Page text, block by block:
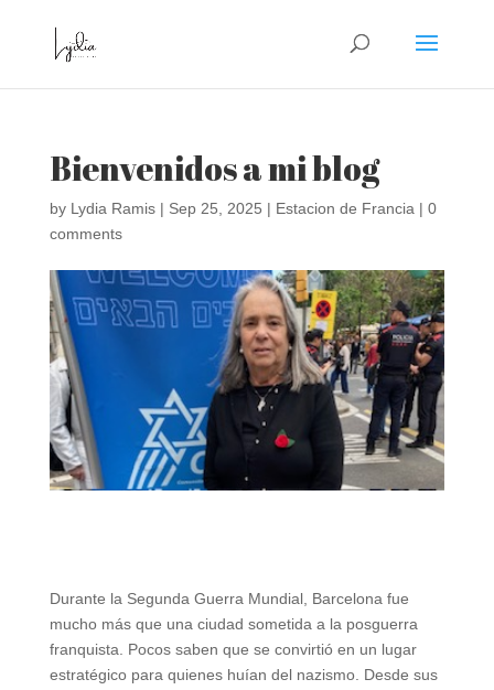
Bienvenidos a mi blog
by Lydia Ramis| Sep 25, 2025 | Estacion de Francia | 0
comments
Durante la Segunda Guerra Mundial, Barcelona fue
mucho más que una ciudad sometida a la posguerra
franquista. Pocos saben que se convirtió en un lugar
estratégico para quienes huían del nazismo. Desde sus